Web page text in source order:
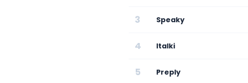
3 Speaky
4 Italki
5 Preply